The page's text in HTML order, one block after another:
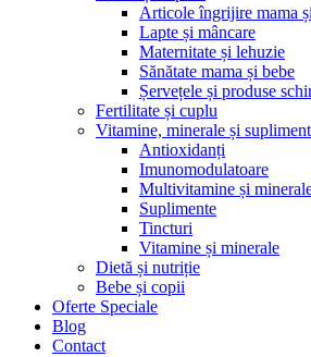
Articole îngrijire mama
Lapte și mâncare
Maternitate și lehuzie
Sănătate mama și bebe
Șervețele și produse
Fertilitate și cuplu
Vitamine, minerale și
Antioxidanți
Imunomodulatoare
Multivitamine și
Suplimente
Tincturi
Vitamine și minerale
Dietă și nutriție
Bebe și copii
Oferte Speciale
Blog
Contact